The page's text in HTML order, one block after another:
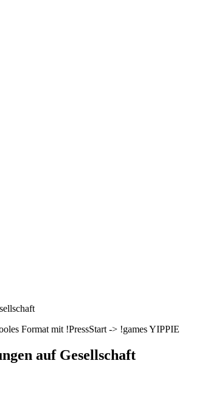
Format mit !PressStart -> !games YIPPIE
auf Gesellschaft